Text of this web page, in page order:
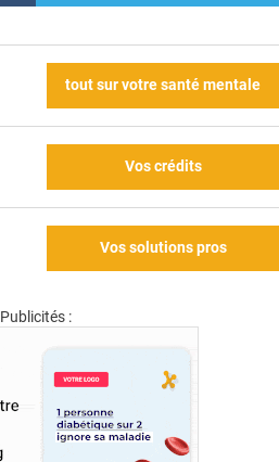
tout sur votre santé mentale
Vos crédits
Vos solutions pros
Publicités :